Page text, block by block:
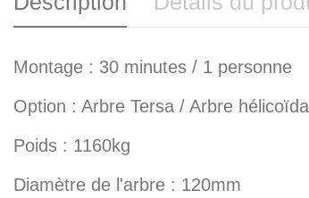
Montage : 30 minutes / 1 personne
Option : Arbre Tersa / Arbre
Poids : 1160kg
Diamètre de l'arbre : 120mm